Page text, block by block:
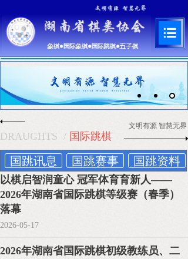
文明有源 智慧无界
DRAUGHTS / 国际跳棋
国跳讯息 国跳赛事 国跳资料
以棋启智润童心 冠军体育育新人——
2026年湖南省国际跳棋等级赛（春季）
落幕
2026-05-17
2026年湖南省国际跳棋初级教练员、二